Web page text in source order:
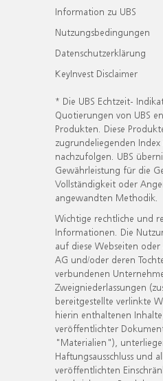
Information zu UBS
Nutzungsbedingungen
Datenschutzerklärung
KeyInvest Disclaimer
* Die UBS Echtzeit-
Quotierungen von UBS
Produkten. Diese
zugrundeliegenden Index
nachzufolgen. UBS
Gewährleistung für die
Vollständigkeit oder
angewandten Methodik.
Wichtige rechtliche und
Informationen. Die
auf diese Webseiten
AG und/oder deren
verbundenen
Zweigniederlassungen
bereitgestellte verlinkte
hierin enthaltenen
veröffentlichter
"Materialien"),
Haftungsausschluss und
veröffentlichten